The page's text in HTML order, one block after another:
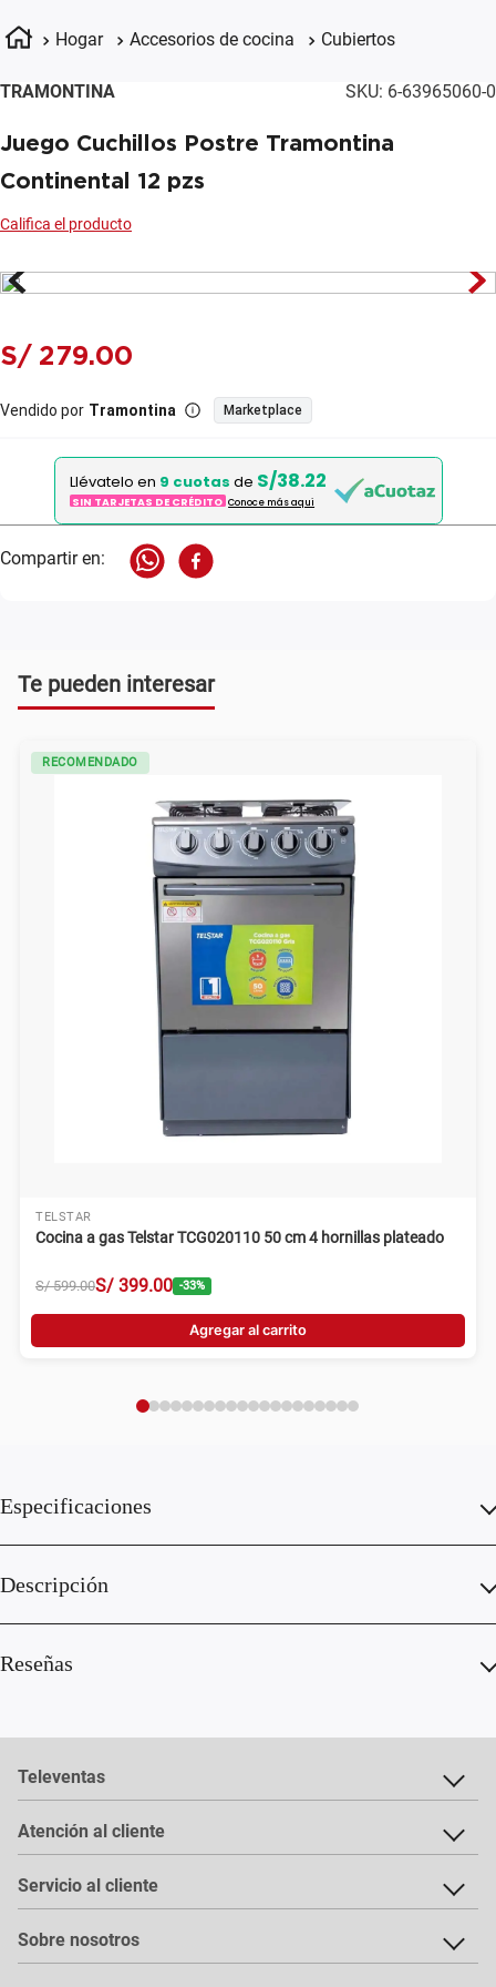
Hogar Accesorios de cocina Cubiertos
TRAMONTINA SKU: 6-63965060-0
Juego Cuchillos Postre Tramontina
Continental 12 pzs
S/ 279.00
Vendido por Tramontina Marketplace
Llévatelo en 9 cuotas de S/38.22
SIN TARJETAS DE CRÉDITO Conoce más aqui
Te pueden interesar
RECOMENDADO
TELSTAR
Cocina a gas Telstar TCG020110 50 cm 4 hornillas plateado
S/ 599.00S/ 399.00 -33%
Agregar al carrito
Especificaciones
Descripción
Reseñas
Televentas
Atención al cliente
Servicio al cliente
Sobre nosotros